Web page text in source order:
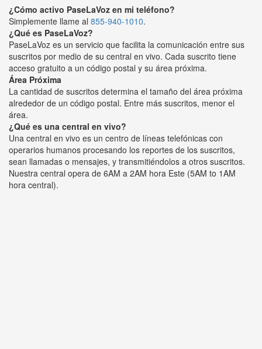
¿Cómo activo PaseLaVoz en mi teléfono?
Simplemente llame al 855-940-1010.
¿Qué es PaseLaVoz?
PaseLaVoz es un servicio que facilita la comunicación entre sus
suscritos por medio de su central en vivo. Cada suscrito tiene
acceso gratuito a un código postal y su área próxima.
Área Próxima
La cantidad de suscritos determina el tamaño del área próxima
alrededor de un código postal. Entre más suscritos, menor el
área.
¿Qué es una central en vivo?
Una central en vivo es un centro de líneas telefónicas con
operarios humanos procesando los reportes de los suscritos,
sean llamadas o mensajes, y transmitiéndolos a otros suscritos.
Nuestra central opera de 6AM a 2AM hora Este (5AM to 1AM
hora central).